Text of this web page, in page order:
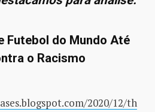
Futebol do Mundo Até
o Racismo
2020/12/th